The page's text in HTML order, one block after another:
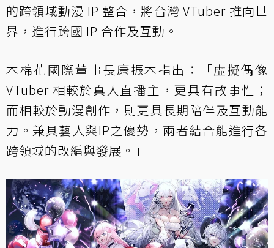
的跨領域動漫 IP 整合，將台灣 VTuber 推向世
界，進行跨國 IP 合作及互動。
木棉花國際董事長康振木指出：「虛擬偶像
VTuber 相較於真人直播主，更具有故事性；
而相較於動漫創作，則更具長期陪伴及互動能
力。兼具藝人與IP之優勢，兩者結合能進行各
跨領域的改編與發展。」